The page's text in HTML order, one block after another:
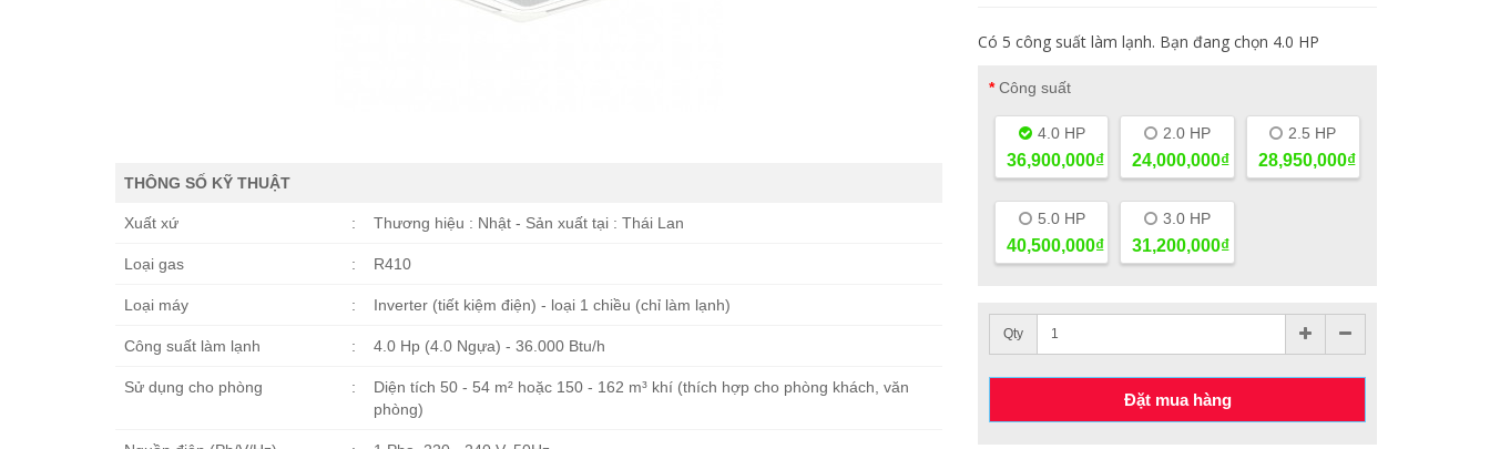
THÔNG SỐ KỸ THUẬT
Xuất xứ : Thương hiệu : Nhật - Sản xuất tại : Thái Lan
Loại gas : R410
Loại máy : Inverter (tiết kiệm điện) - loại 1 chiều (chỉ làm lạnh)
Công suất làm lạnh : 4.0 Hp (4.0 Ngựa) - 36.000 Btu/h
Sử dụng cho phòng :
Diện tích 50 - 54 m² hoặc 150 - 162 m³ khí (thích hợp cho phòng khách, văn
phòng)
Có 5 công suất làm lạnh. Bạn đang chọn 4.0 HP
Công suất
4.0 HP
36,900,000₫
2.0 HP
24,000,000₫
2.5 HP
28,950,000₫
5.0 HP
40,500,000₫
3.0 HP
31,200,000₫
Qty
Đặt mua hàng